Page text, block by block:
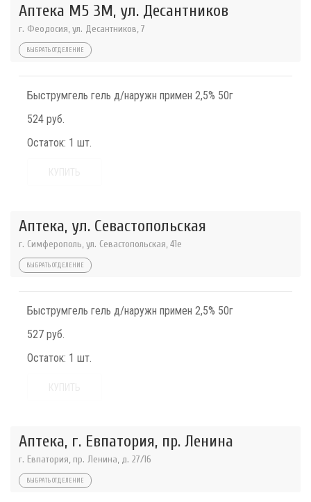
Аптека М5 3М, ул. Десантников
г. Феодосия, ул. Десантников, 7
ВЫБРАТЬ ОТДЕЛЕНИЕ
Быструмгель гель д/наружн примен 2,5% 50г
524 руб.
Остаток: 1 шт.
Аптека, ул. Севастопольская
г. Симферополь, ул. Севастопольская, 41е
ВЫБРАТЬ ОТДЕЛЕНИЕ
Быструмгель гель д/наружн примен 2,5% 50г
527 руб.
Остаток: 1 шт.
Аптека, г. Евпатория, пр. Ленина
г. Евпатория, пр. Ленина, д. 27/16
ВЫБРАТЬ ОТДЕЛЕНИЕ